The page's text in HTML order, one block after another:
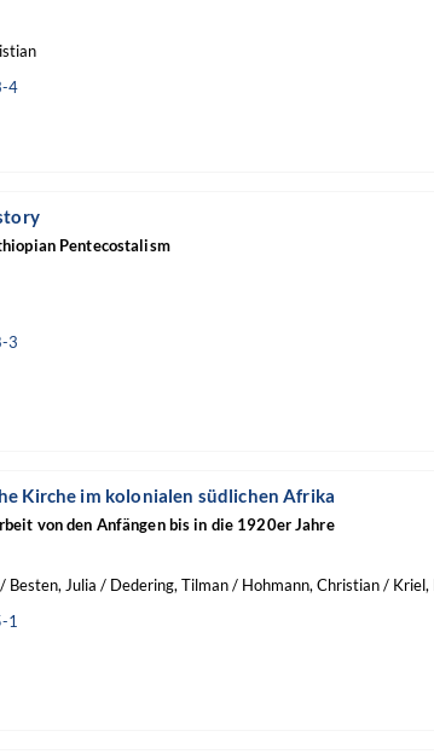
4
Pentecostalism
3
Kirche im kolonialen südlichen Afrika
von den Anfängen bis in die 1920er Jahre
Besten, Julia / Dedering, Tilman / Hohmann, Christian / Kriel,
1